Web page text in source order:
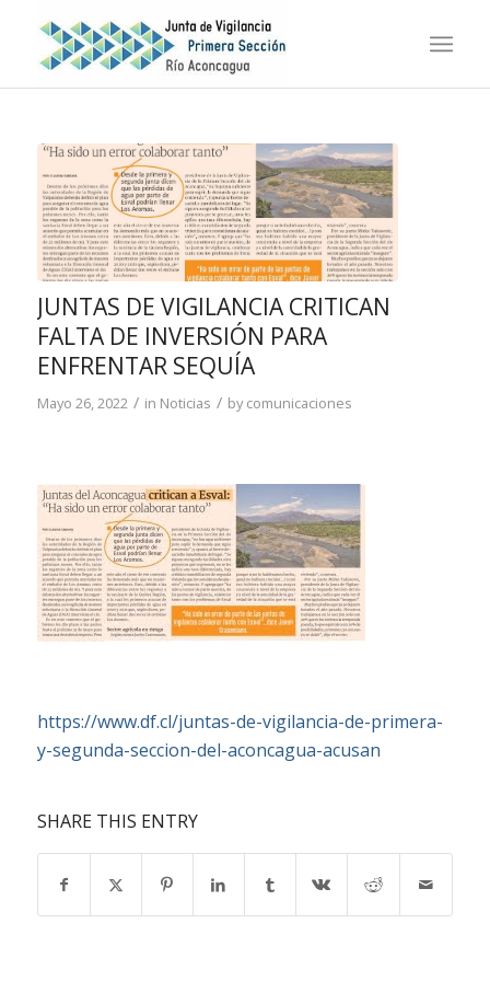
JUNTAS DE VIGILANCIA CRITICAN
FALTA DE INVERSIÓN PARA
ENFRENTAR SEQUÍA
Mayo 26, 2022 / in Noticias / bycomunicaciones
https://www.df.cl/juntas-de-vigilancia-de-primera-
y-segunda-seccion-del-aconcagua-acusan
SHARE THIS ENTRY